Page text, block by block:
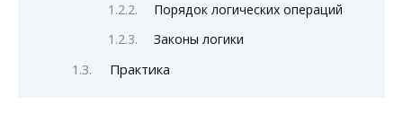
Порядок логических операций
Законы логики
Практика